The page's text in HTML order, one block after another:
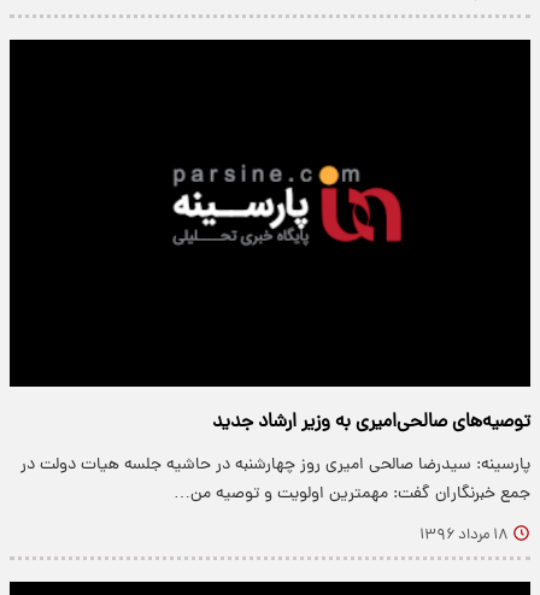
توصیه‌های صالحی‌امیری به وزیر ارشاد جدید
پارسینه: سیدرضا صالحی امیری روز چهارشنبه در حاشیه جلسه هیات دولت در
جمع خبرنگاران گفت: مهمترین اولویت و توصیه من…
۱۸ مرداد ۱۳۹۶